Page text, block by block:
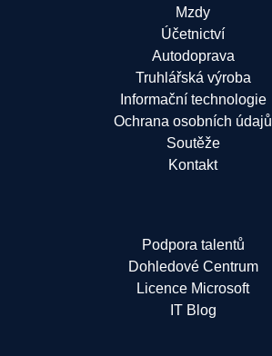
Mzdy
Účetnictví
Autodoprava
Truhlářská výroba
Informační technologie
Ochrana osobních údajů
Soutěže
Kontakt
Podpora talentů
Dohledové Centrum
Licence Microsoft
IT Blog